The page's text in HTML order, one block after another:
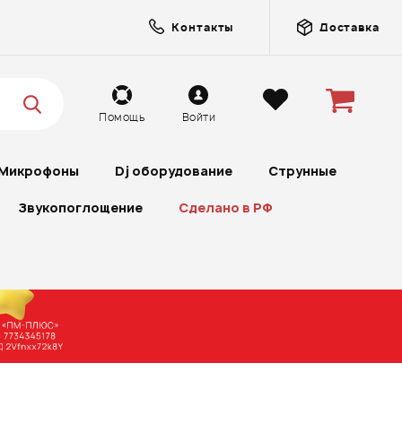
Контакты Доставка
Помощь Войти
Dj оборудование Струнные
Звукопоглощение Сделано в РФ